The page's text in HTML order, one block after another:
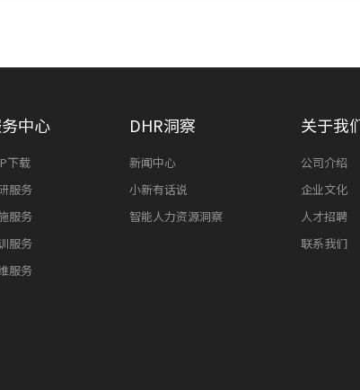
中心
下载
服务
服务
服务
服务
DHR洞察
新闻中心
小新有话说
智能人力资源洞察
关于我
公司介绍
企业文化
人才招聘
联系我们